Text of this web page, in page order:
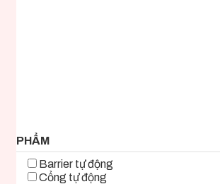
PHẨM
Barrier tự động
Cổng tự động